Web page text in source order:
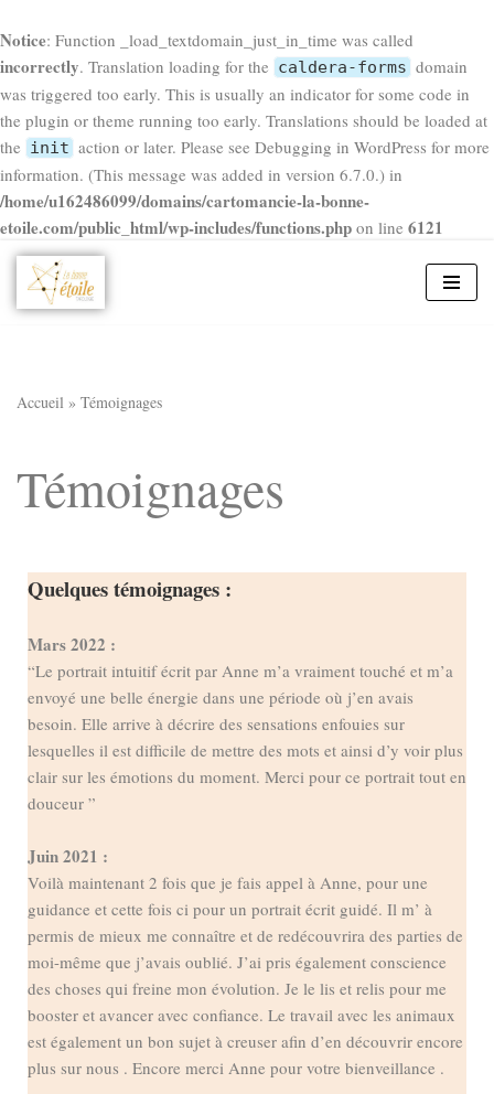
Notice: Function _load_textdomain_just_in_time was called
incorrectly. Translation loading for the caldera-forms domain
was triggered too early. This is usually an indicator for some code in
the plugin or theme running too early. Translations should be loaded at
the init action or later. Please see Debugging in WordPress for more
information. (This message was added in version 6.7.0.) in
/home/u162486099/domains/cartomancie-la-bonne-
etoile.com/public_html/wp-includes/functions.php on line 6121
Aller
Accueil » Témoignages
Témoignages
Quelques témoignages :
Mars 2022 :
“Le portrait intuitif écrit par Anne m’a vraiment touché et m’a
envoyé une belle énergie dans une période où j’en avais
besoin. Elle arrive à décrire des sensations enfouies sur
lesquelles il est difficile de mettre des mots et ainsi d’y voir plus
clair sur les émotions du moment. Merci pour ce portrait tout en
douceur ”
Juin 2021 :
Voilà maintenant 2 fois que je fais appel à Anne, pour une
guidance et cette fois ci pour un portrait écrit guidé. Il m’ à
permis de mieux me connaître et de redécouvrira des parties de
moi-même que j’avais oublié. J’ai pris également conscience
des choses qui freine mon évolution. Je le lis et relis pour me
booster et avancer avec confiance. Le travail avec les animaux
est également un bon sujet à creuser afin d’en découvrir encore
plus sur nous . Encore merci Anne pour votre bienveillance .